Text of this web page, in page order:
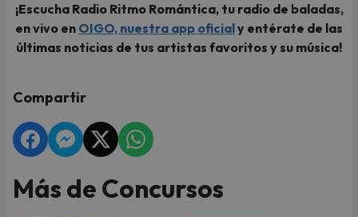
¡Escucha Radio Ritmo Romántica, tu radio de baladas,
en vivo en OIGO, nuestra app oficialy entérate de las
últimas noticias de tus artistas favoritos y su música!
Compartir
Más de Concursos